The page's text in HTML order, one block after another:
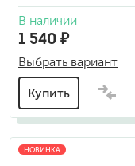
В наличии
1 540 ₽
Выбрать вариант
Купить
НОВИНКА